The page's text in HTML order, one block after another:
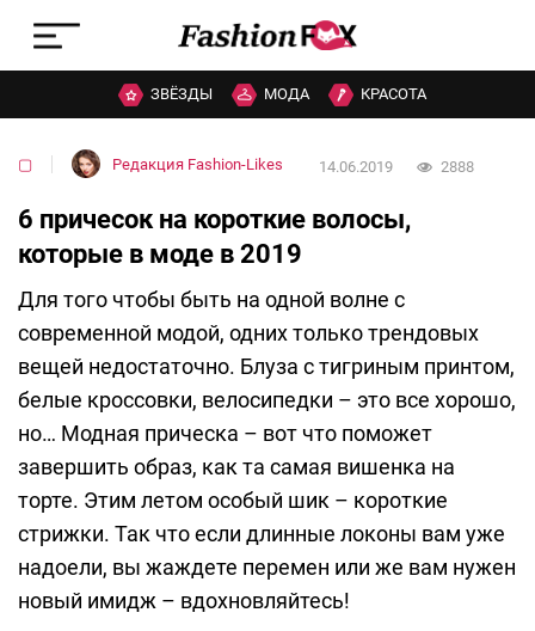
ЗВЁЗДЫ МОДА КРАСОТА
▢ Редакция Fashion-Likes 14.06.2019 2888
6 причесок на короткие волосы,
которые в моде в 2019
Для того чтобы быть на одной волне с
современной модой, одних только трендовых
вещей недостаточно. Блуза с тигриным принтом,
белые кроссовки, велосипедки – это все хорошо,
но… Модная прическа – вот что поможет
завершить образ, как та самая вишенка на
торте. Этим летом особый шик – короткие
стрижки. Так что если длинные локоны вам уже
надоели, вы жаждете перемен или же вам нужен
новый имидж – вдохновляйтесь!